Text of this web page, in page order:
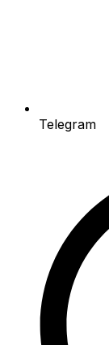
Telegram